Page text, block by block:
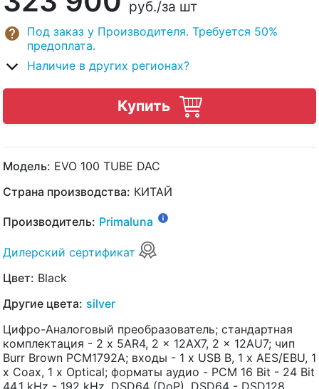
руб./за шт
Под заказ у Производителя. Требуется 50%
предоплата.
Наличие в других регионах?
Купить
Модель: EVO 100 TUBE DAC
Страна производства: КИТАЙ
Производитель: Primaluna
Дилерский сертификат
Цвет: Black
Другие цвета: silver
Цифро-Аналоговый преобразователь; стандартная
комплектация - 2 x 5AR4, 2 x 12AX7, 2 x 12AU7; чип
Burr Brown PCM1792A; входы - 1 х USB B, 1 х AES/EBU, 1
х Coax, 1 х Optical; форматы аудио - PCM 16 Bit - 24 Bit
44,1 kHz - 192 kHz, DSD64 (DoP), DSD64 - DSD128